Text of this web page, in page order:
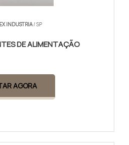
INDUSTRIA/ SP
DE ALIMENTAÇÃO
AGORA